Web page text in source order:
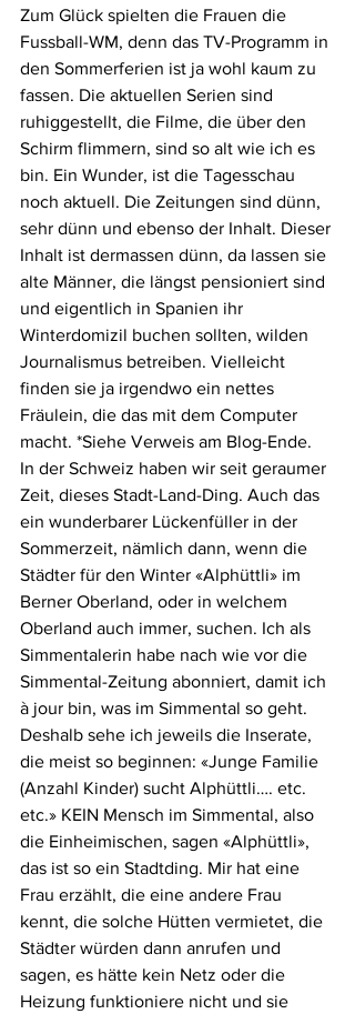
Zum Glück spielten die Frauen die
Fussball-WM, denn das TV-Programm in
den Sommerferien ist ja wohl kaum zu
fassen. Die aktuellen Serien sind
ruhiggestellt, die Filme, die über den
Schirm flimmern, sind so alt wie ich es
bin. Ein Wunder, ist die Tagesschau
noch aktuell. Die Zeitungen sind dünn,
sehr dünn und ebenso der Inhalt. Dieser
Inhalt ist dermassen dünn, da lassen sie
alte Männer, die längst pensioniert sind
und eigentlich in Spanien ihr
Winterdomizil buchen sollten, wilden
Journalismus betreiben. Vielleicht
finden sie ja irgendwo ein nettes
Fräulein, die das mit dem Computer
macht. *Siehe Verweis am Blog-Ende.
In der Schweiz haben wir seit geraumer
Zeit, dieses Stadt-Land-Ding. Auch das
ein wunderbarer Lückenfüller in der
Sommerzeit, nämlich dann, wenn die
Städter für den Winter «Alphüttli» im
Berner Oberland, oder in welchem
Oberland auch immer, suchen. Ich als
Simmentalerin habe nach wie vor die
Simmental-Zeitung abonniert, damit ich
à jour bin, was im Simmental so geht.
Deshalb sehe ich jeweils die Inserate,
die meist so beginnen: «Junge Familie
(Anzahl Kinder) sucht Alphüttli…. etc.
etc.» KEIN Mensch im Simmental, also
die Einheimischen, sagen «Alphüttli»,
das ist so ein Stadtding. Mir hat eine
Frau erzählt, die eine andere Frau
kennt, die solche Hütten vermietet, die
Städter würden dann anrufen und
sagen, es hätte kein Netz oder die
Heizung funktioniere nicht und sie